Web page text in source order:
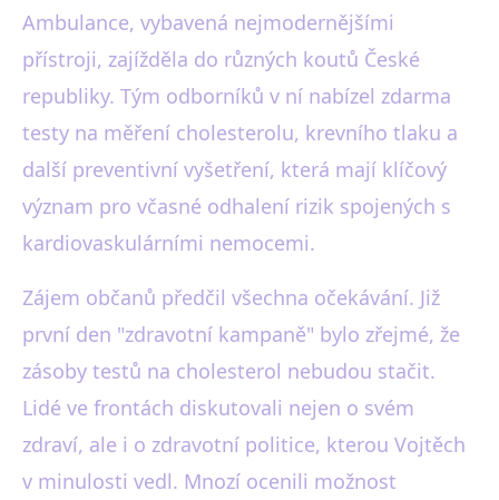
Ambulance, vybavená nejmodernějšími
přístroji, zajížděla do různých koutů České
republiky. Tým odborníků v ní nabízel zdarma
testy na měření cholesterolu, krevního tlaku a
další preventivní vyšetření, která mají klíčový
význam pro včasné odhalení rizik spojených s
kardiovaskulárními nemocemi.
Zájem občanů předčil všechna očekávání. Již
první den "zdravotní kampaně" bylo zřejmé, že
zásoby testů na cholesterol nebudou stačit.
Lidé ve frontách diskutovali nejen o svém
zdraví, ale i o zdravotní politice, kterou Vojtěch
v minulosti vedl. Mnozí ocenili možnost